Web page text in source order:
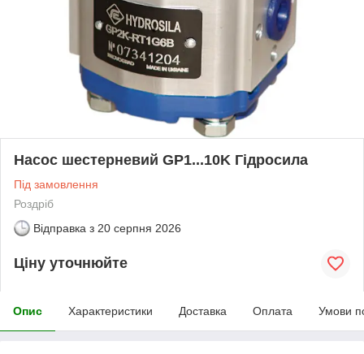
Насос шестерневий GP1...10K Гідросила
Під замовлення
Роздріб
Відправка з 20 серпня 2026
Ціну уточнюйте
Опис Характеристики Доставка Оплата Умови